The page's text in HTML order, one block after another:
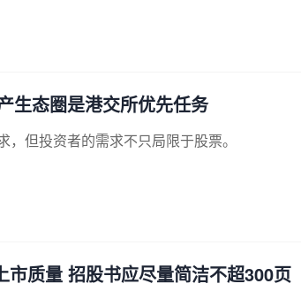
生态圈是港交所优先任务
但投资者的需求不只局限于股票。
质量 招股书应尽量简洁不超300页